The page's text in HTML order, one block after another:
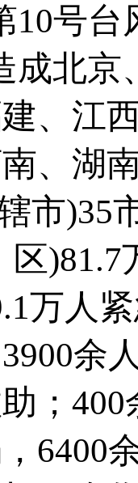
10号台
成北京
、江
、湖
市)35
区)81.7
万人
余
；400
6400